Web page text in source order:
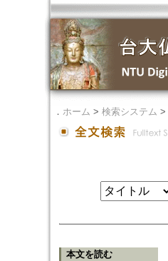
． ホーム > 検索システム >
本文を読む